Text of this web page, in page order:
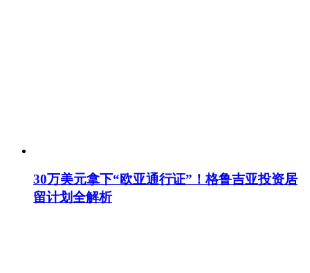
30万美元拿下“欧亚通行证”！格鲁吉亚投资居
留计划全解析